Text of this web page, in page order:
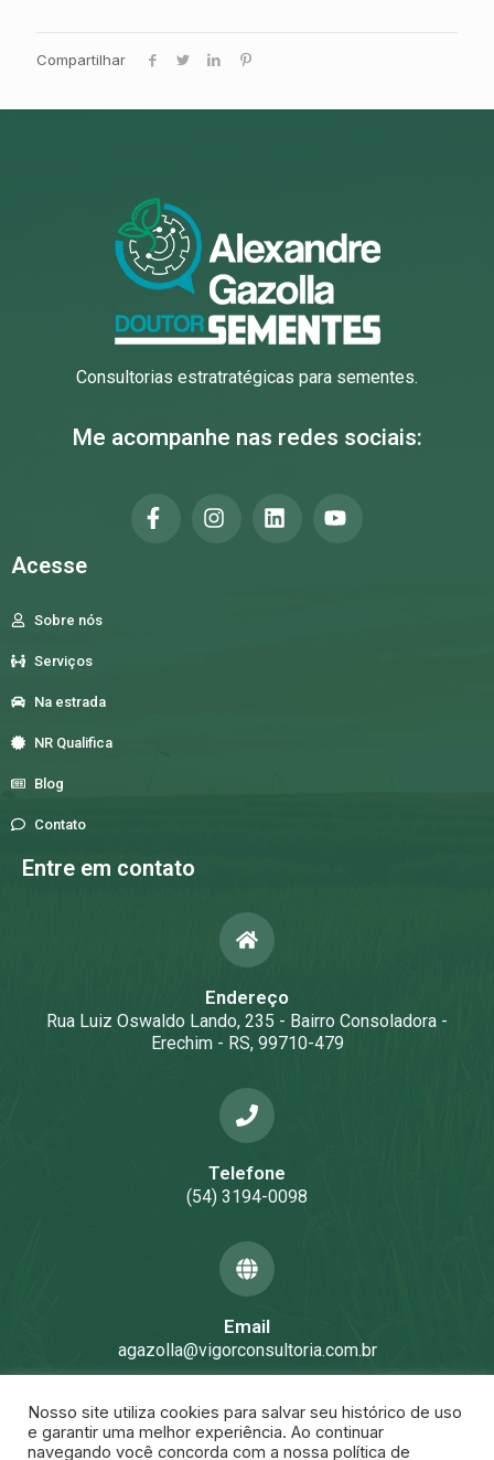
Compartilhar
Consultorias estratratégicas para sementes.
Me acompanhe nas redes sociais:
Acesse
Sobre nós
Serviços
Na estrada
NR Qualifica
Blog
Contato
Entre em contato
Endereço
Rua Luiz Oswaldo Lando, 235 - Bairro Consoladora -
Erechim - RS, 99710-479
Telefone
(54) 3194-0098
Email
agazolla@vigorconsultoria.com.br
Nosso site utiliza cookies para salvar seu histórico de uso
e garantir uma melhor experiência. Ao continuar
navegando você concorda com a nossa política de